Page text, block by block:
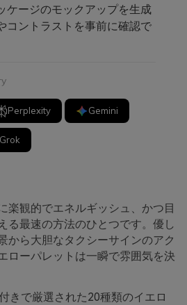
ケージのモックアップを生成
コントラストを事前に確認で
Perplexity Gemini
Grok
楽観的でエネルギッシュ、かつ目
る最速の方法のひとつです。優し
から大胆なタクシーサインのアク
ローパレットは一瞬で雰囲気を決
きで厳選された20種類のイエロ